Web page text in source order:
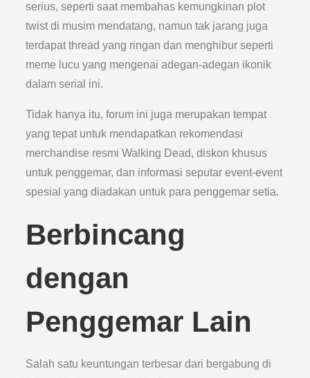
serius, seperti saat membahas kemungkinan plot
twist di musim mendatang, namun tak jarang juga
terdapat thread yang ringan dan menghibur seperti
meme lucu yang mengenai adegan-adegan ikonik
dalam serial ini.
Tidak hanya itu, forum ini juga merupakan tempat
yang tepat untuk mendapatkan rekomendasi
merchandise resmi Walking Dead, diskon khusus
untuk penggemar, dan informasi seputar event-event
spesial yang diadakan untuk para penggemar setia.
Berbincang
dengan
Penggemar Lain
Salah satu keuntungan terbesar dari bergabung di